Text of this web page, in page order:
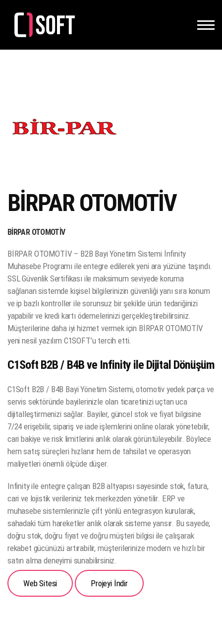
BİRPAR OTOMOTİV
BİRPAR OTOMOTİV
BİRPAR OTOMOTİV – B2B Bayi Yönetim Sistemi İnfinity
Muhasebe Programı ile entegre edilerek yeni ara yüzüne taşındı.
SSL Güvenlik Sertifikası ile maksimum seviyede koruma
sağlanan sistemde kişisel bilgilerinizin güvenliği yanı sıra konum
ve ip bazlı kontroller ile sorunsuz bir şekilde ürün tedariğinizi
yapabilir ve kredi kartı ödemelerinizi gerçekleştirebilirsiniz.
Müşterilerine daha iyi hizmet vermek için BİRPAR OTOMOTİV
yeni nesil yazılım C1SOFT’u tercih etti.
C1Soft B2B / B4B ve Infinity ile Dijital Dönüşüm
C1Soft B2B / B4B Bayi Yönetim Sistemi, otomotiv yedek parça ve
servis sektöründe bayilerinizle olan ticaretinizi uçtan uca
dijitalleştirmenizi sağlar. Bayiler, güncel stok ve fiyat bilgisine
7/24 erişebilir, sipariş ve iade işlemlerini online olarak yönetebilir,
cari bakiye ve risk limitlerini anlık olarak görüntüleyebilir. Böylece
hem satış süreçleri hızlanır hem de tahsilat ve operasyon
maliyetleri önemli ölçüde düşer.
Infinity ile entegre çalışan B2B altyapısı sayesinde stok, fatura,
cari ve lojistik verileriniz tek merkezden yönetilir. ERP ve
muhasebe sistemlerinizle çift yönlü entegrasyon kurularak,
sahadaki tüm hareketler anlık olarak sisteme yansır. Bu sayede;
doğru stok, doğru fiyat ve doğru müşteri bilgisi ile çalışarak
rekabet gücünüzü artırabilir, müşterilerinize modern ve hızlı bir
satın alma deneyimi sunabilirsiniz.
Web Sitesi Projeyi İndir